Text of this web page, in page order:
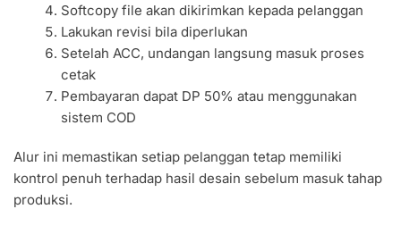
Softcopy file akan dikirimkan kepada pelanggan
Lakukan revisi bila diperlukan
Setelah ACC, undangan langsung masuk proses
cetak
Pembayaran dapat DP 50% atau menggunakan
sistem COD
Alur ini memastikan setiap pelanggan tetap memiliki
kontrol penuh terhadap hasil desain sebelum masuk tahap
produksi.